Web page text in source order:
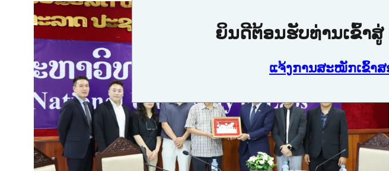
ຍິນດີຕ້ອນຮັບທ່ານເຂົ້າ
ແຈ້ງການສະໝັກເຂົ້າສ